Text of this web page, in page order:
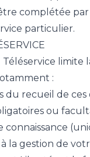
complétée par
particulier.
limite
:
du recueil de ces
ou
la gestion de